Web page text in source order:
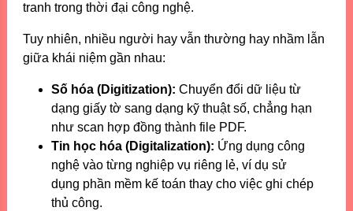
tranh trong thời đại công nghệ.
Tuy nhiên, nhiều người hay vẫn thường hay nhầm lẫn
giữa khái niệm gần nhau:
Số hóa (Digitization): Chuyển đổi dữ liệu từ
dạng giấy tờ sang dạng kỹ thuật số, chẳng hạn
như scan hợp đồng thành file PDF.
Tin học hóa (Digitalization): Ứng dụng công
nghệ vào từng nghiệp vụ riêng lẻ, ví dụ sử
dụng phần mềm kế toán thay cho việc ghi chép
thủ công.